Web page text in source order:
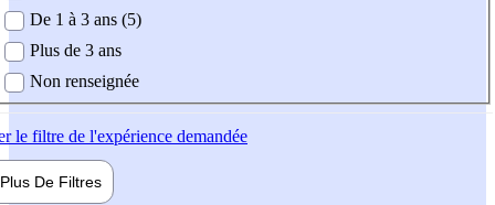
De 1 à 3 ans (5)
Plus de 3 ans
Non renseignée
le filtre de l'expérience demandée
Plus De Filtres